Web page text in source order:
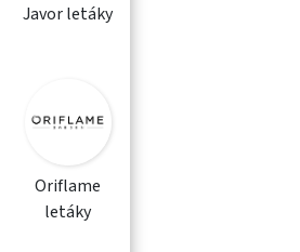
Javor letáky
Oriflame
letáky